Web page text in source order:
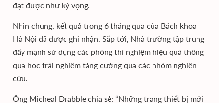
đạt được như kỳ vọng.
Nhìn chung, kết quả trong 6 tháng qua của Bách khoa
Hà Nội đã được ghi nhận. Sắp tới, Nhà trường tập trung
đẩy mạnh sử dụng các phòng thí nghiệm hiệu quả thông
qua học trải nghiệm tăng cường qua các nhóm nghiên
cứu.
Ông Micheal Drabble chia sẻ: “Những trang thiết bị mới